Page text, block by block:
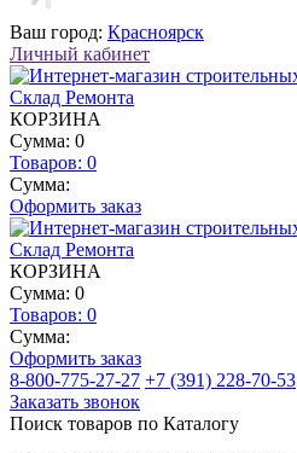
Ваш город: Красноярск
Личный кабинет
КОРЗИНА
Сумма: 0
Товаров: 0
Сумма:
Оформить заказ
КОРЗИНА
Сумма: 0
Товаров: 0
Сумма:
Оформить заказ
8-800-775-27-27 +7 (391) 228-70-53
Заказать звонок
Поиск товаров по Каталогу